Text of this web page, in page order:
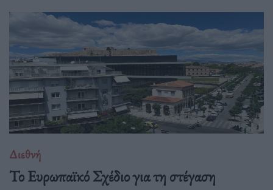
Διεθνή
Το Ευρωπαϊκό Σχέδιο για τη στέγαση